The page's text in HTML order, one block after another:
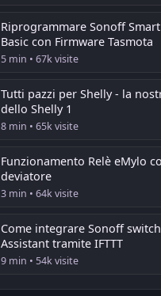
Riprogrammare Sonoff
Basic con Firmware Tasmota
5 min • 67k visite
Tutti pazzi per Shelly - la
dello Shelly 1
8 min • 65k visite
Funzionamento Relè eMylo
deviatore
3 min • 64k visite
Come integrare Sonoff
Assistant tramite IFTTT
9 min • 54k visite